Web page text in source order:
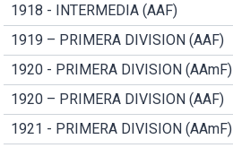
1918 - INTERMEDIA (AAF)
1919 – PRIMERA DIVISION (AAF)
1920 - PRIMERA DIVISION (AAmF)
1920 – PRIMERA DIVISION (AAF)
1921 - PRIMERA DIVISION (AAmF)